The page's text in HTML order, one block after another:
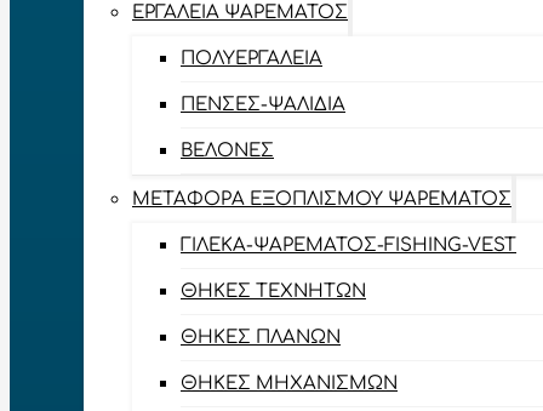
EΡΓΑΛΕΊΑ ΨΑΡΈΜΑΤΟΣ
ΠΟΛΥΕΡΓΑΛΕΊΑ
ΠΈΝΣΕΣ-ΨΑΛΊΔΙΑ
ΒΕΛΌΝΕΣ
ΜΕΤΑΦΟΡΆ ΕΞΟΠΛΙΣΜΟΎ ΨΑΡΈΜΑΤΟΣ
ΓΙΛΈΚΑ-ΨΑΡΈΜΑΤΟΣ-FISHING-VEST
ΘΉΚΕΣ ΤΕΧΝΗΤΏΝ
ΘΉΚΕΣ ΠΛΆΝΩΝ
ΘΉΚΕΣ ΜΗΧΑΝΙΣΜΏΝ